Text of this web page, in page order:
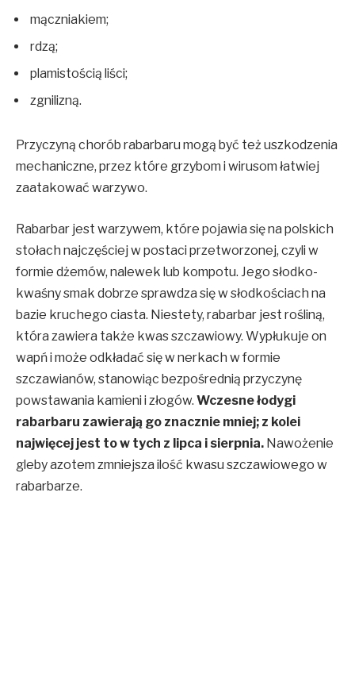
mączniakiem;
rdzą;
plamistością liści;
zgnilizną.
Przyczyną chorób rabarbaru mogą być też uszkodzenia
mechaniczne, przez które grzybom i wirusom łatwiej
zaatakować warzywo.
Rabarbar jest warzywem, które pojawia się na polskich
stołach najczęściej w postaci przetworzonej, czyli w
formie dżemów, nalewek lub kompotu. Jego słodko-
kwaśny smak dobrze sprawdza się w słodkościach na
bazie kruchego ciasta. Niestety, rabarbar jest rośliną,
która zawiera także kwas szczawiowy. Wypłukuje on
wapń i może odkładać się w nerkach w formie
szczawianów, stanowiąc bezpośrednią przyczynę
powstawania kamieni i złogów. Wczesne łodygi
rabarbaru zawierają go znacznie mniej; z kolei
najwięcej jest to w tych z lipca i sierpnia. Nawożenie
gleby azotem zmniejsza ilość kwasu szczawiowego w
rabarbarze.